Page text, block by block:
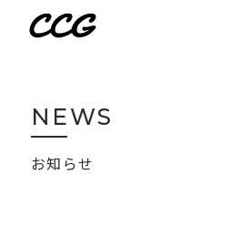
N EWS
お知らせ